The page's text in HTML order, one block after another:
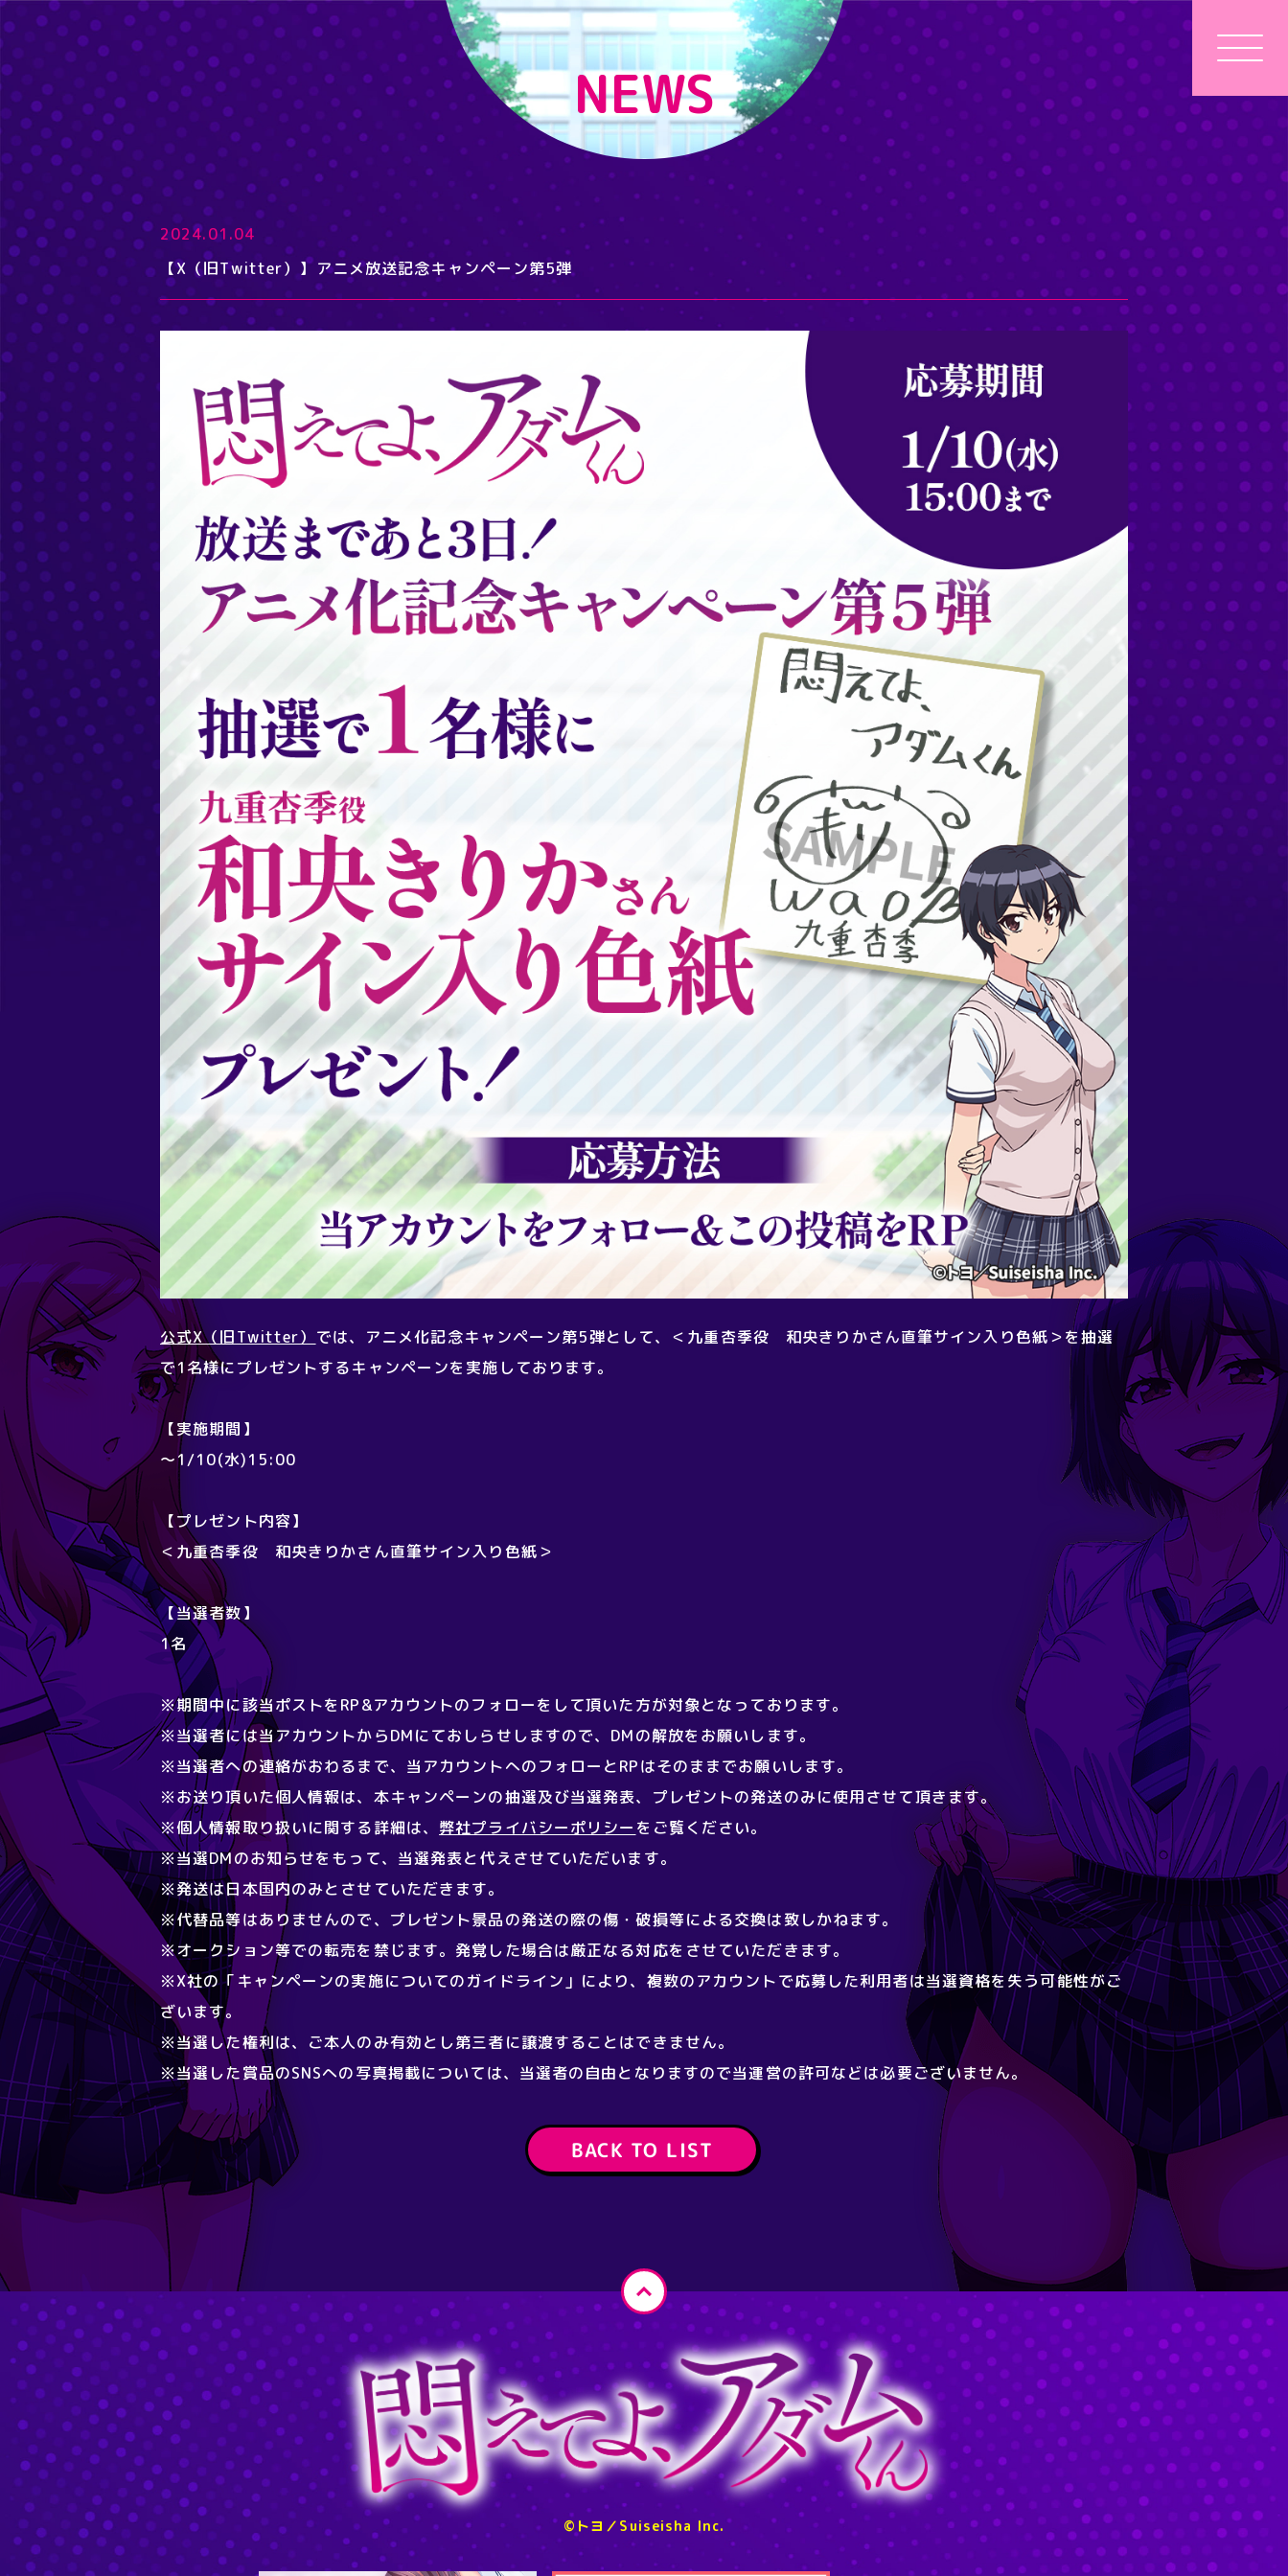
NEWS
2024.01.04
【X（旧Twitter）】アニメ放送記念キャンペーン第5弾
公式X（旧Twitter） では、アニメ化記念キャンペーン第5弾として、＜九重杏季役 和央きりかさん直筆サイン入り色紙＞を抽選
で1名様にプレゼントするキャンペーンを実施しております。
【実施期間】
～1/10(水)15:00
【プレゼント内容】
＜九重杏季役 和央きりかさん直筆サイン入り色紙＞
【当選者数】
1名
※期間中に該当ポストをRP&アカウントのフォローをして頂いた方が対象となっております。
※当選者には当アカウントからDMにておしらせしますので、DMの解放をお願いします。
※当選者への連絡がおわるまで、当アカウントへのフォローとRPはそのままでお願いします。
※お送り頂いた個人情報は、本キャンペーンの抽選及び当選発表、プレゼントの発送のみに使用させて頂きます。
※個人情報取り扱いに関する詳細は、 弊社プライバシーポリシー をご覧ください。
※当選DMのお知らせをもって、当選発表と代えさせていただいます。
※発送は日本国内のみとさせていただきます。
※代替品等はありませんので、プレゼント景品の発送の際の傷・破損等による交換は致しかねます。
※オークション等での転売を禁じます。発覚した場合は厳正なる対応をさせていただきます。
※X社の「キャンペーンの実施についてのガイドライン」により、複数のアカウントで応募した利用者は当選資格を失う可能性がご
ざいます。
※当選した権利は、ご本人のみ有効とし第三者に譲渡することはできません。
※当選した賞品のSNSへの写真掲載については、当選者の自由となりますので当運営の許可などは必要ございません。
BACK TO LIST
ペ
ジ
ト
ッ
プ
へ
戻
る
©トヨ／Suiseisha Inc.